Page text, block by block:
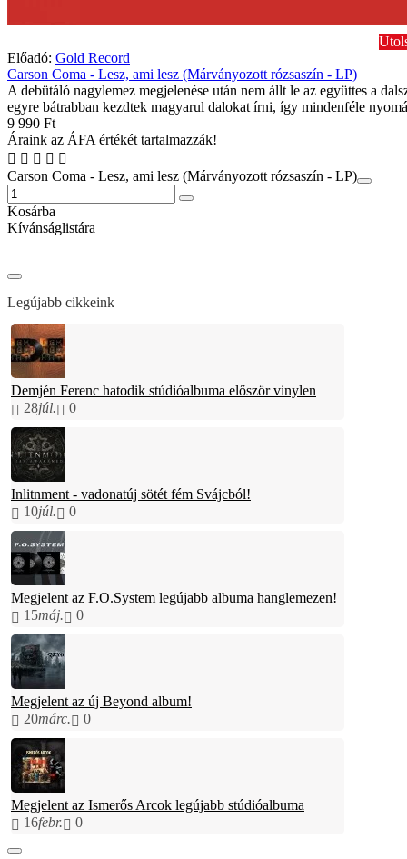
Előadó: Gold Record
Carson Coma - Lesz, ami lesz (Márványozott rózsaszín - LP)
A debütáló nagylemez megjelenése után nem állt le az együttes a
egyre bátrabban kezdtek magyarul dalokat írni, így mindenféle
9 990 Ft
Áraink az ÁFA értékét tartalmazzák!
Carson Coma - Lesz, ami lesz (Márványozott rózsaszín - LP)
Kosárba
Kívánságlistára
Legújabb cikkeink
Demjén Ferenc hatodik stúdióalbuma először vinylen
28júl. 0
Inlitnment - vadonatúj sötét fém Svájcból!
10júl. 0
Megjelent az F.O.System legújabb albuma hanglemezen!
15máj. 0
Megjelent az új Beyond album!
20márc. 0
Megjelent az Ismerős Arcok legújabb stúdióalbuma
16febr. 0